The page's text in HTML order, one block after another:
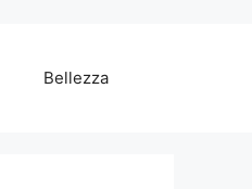
Bellezza